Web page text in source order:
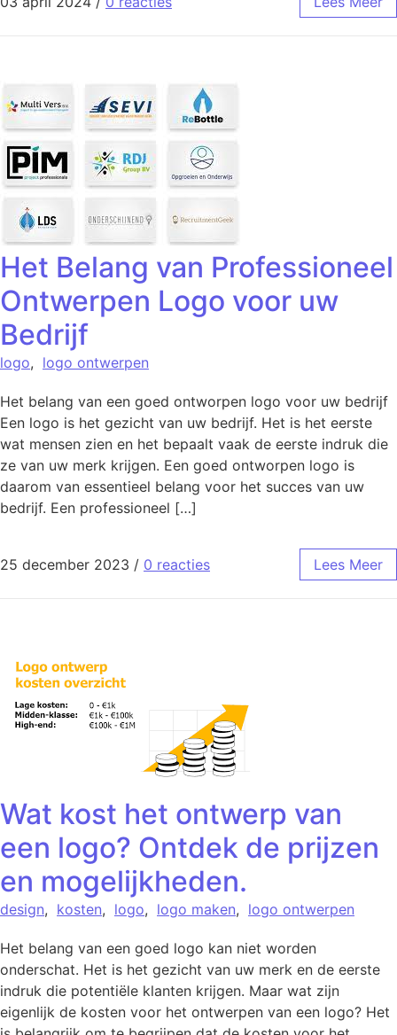
Het Belang van Professioneel
Ontwerpen Logo voor uw
Bedrijf
logo, logo ontwerpen
Het belang van een goed ontworpen logo voor uw bedrijf
Een logo is het gezicht van uw bedrijf. Het is het eerste
wat mensen zien en het bepaalt vaak de eerste indruk die
ze van uw merk krijgen. Een goed ontworpen logo is
daarom van essentieel belang voor het succes van uw
bedrijf. Een professioneel […]
25 december 2023 / 0 reacties Lees Meer
Wat kost het ontwerp van
een logo? Ontdek de prijzen
en mogelijkheden.
design, kosten, logo, logo maken, logo ontwerpen
Het belang van een goed logo kan niet worden
onderschat. Het is het gezicht van uw merk en de eerste
indruk die potentiële klanten krijgen. Maar wat zijn
eigenlijk de kosten voor het ontwerpen van een logo? Het